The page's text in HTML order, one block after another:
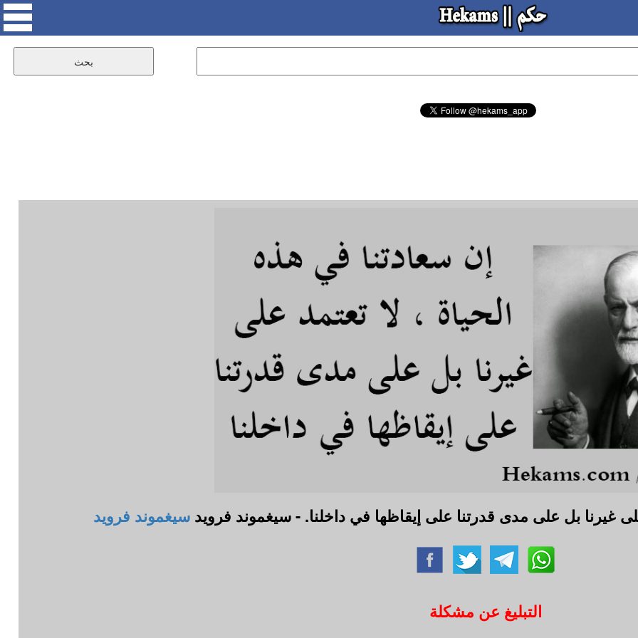
غيرنا بل على مدى قدرتنا على إيقاظها في داخلنا. - سيغموند فرويد سيغموند فرويد
التبليغ عن مشكلة